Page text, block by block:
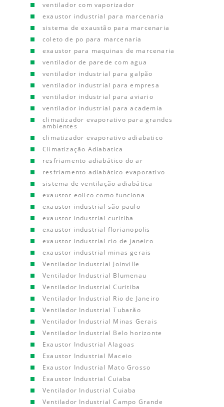
ventilador com vaporizador
exaustor industrial para marcenaria
sistema de exaustão para marcenaria
coleto de po para marcenaria
exaustor para maquinas de marcenaria
ventilador de parede com agua
ventilador industrial para galpão
ventilador industrial para empresa
ventilador industrial para aviario
ventilador industrial para academia
climatizador evaporativo para grandes
ambientes
climatizador evaporativo adiabatico
Climatização Adiabatica
resfriamento adiabático do ar
resfriamento adiabático evaporativo
sistema de ventilação adiabática
exaustor eolico como funciona
exaustor industrial são paulo
exaustor industrial curitiba
exaustor industrial florianopolis
exaustor industrial rio de janeiro
exaustor industrial minas gerais
Ventilador Industrial Joinville
Ventilador Industrial Blumenau
Ventilador Industrial Curitiba
Ventilador Industrial Rio de Janeiro
Ventilador Industrial Tubarão
Ventilador Industrial Minas Gerais
Ventilador Industrial Belo horizonte
Exaustor Industrial Alagoas
Exaustor Industrial Maceio
Exaustor Industrial Mato Grosso
Exaustor Industrial Cuiaba
Ventilador Industrial Cuiaba
Ventilador Industrial Campo Grande